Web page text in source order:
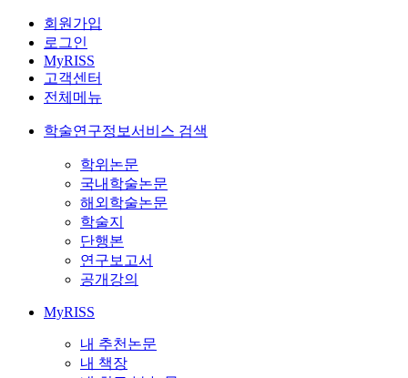
회원가입
로그인
MyRISS
고객센터
전체메뉴
학술연구정보서비스 검색
학위논문
국내학술논문
해외학술논문
학술지
단행본
연구보고서
공개강의
MyRISS
내 추천논문
내 책장